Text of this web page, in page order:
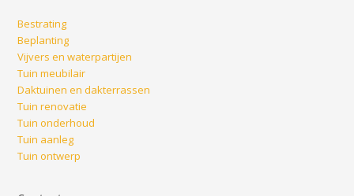
Bestrating
Beplanting
Vijvers en waterpartijen
Tuin meubilair
Daktuinen en dakterrassen
Tuin renovatie
Tuin onderhoud
Tuin aanleg
Tuin ontwerp